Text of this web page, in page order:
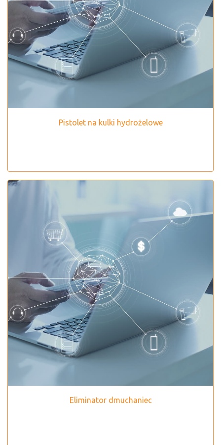
Pistolet na kulki hydrożelowe
Eliminator dmuchaniec